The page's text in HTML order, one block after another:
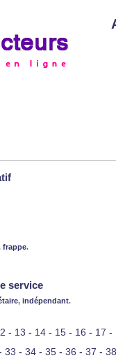
frappe.
service
, indépendant.
- 13 - 14 - 15 - 16 - 17 -
33 - 34 - 35 - 36 - 37 - 38